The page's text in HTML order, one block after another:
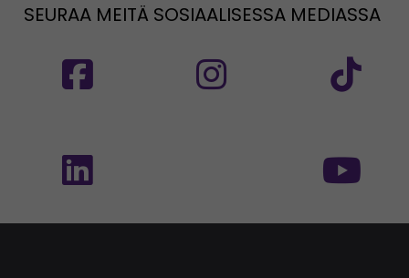
SEURAA MEITÄ SOSIAALISESSA MEDIASSA